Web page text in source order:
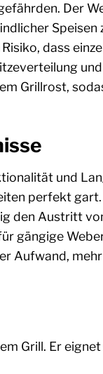
Der
Speisen
dass
Grillrost,
und
perfekt
den Austritt
gängige
Aufwand,
Grill. Er